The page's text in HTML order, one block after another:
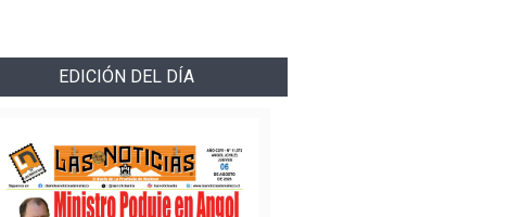
EDICIÓN DEL DÍA